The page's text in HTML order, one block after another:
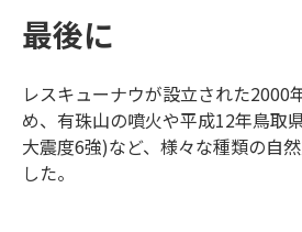
最後に
レスキューナウが設立された2000
め、有珠山の噴火や平成12年鳥取
大震度6強)など、様々な種類の自
した。